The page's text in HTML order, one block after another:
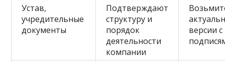
Устав,
учредительные
документы
Подтверждают
структуру и
порядок
деятельности
компании
версии с